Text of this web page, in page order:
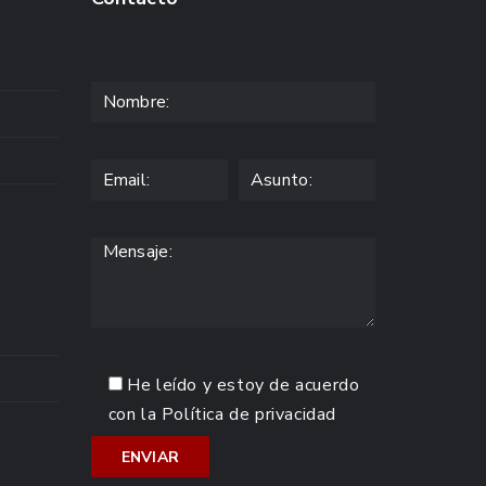
He leído y estoy de acuerdo
con la Política de privacidad